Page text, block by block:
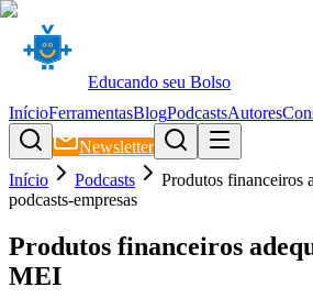
Educando seu Bolso
InícioFerramentasBlogPodcastsAutores
Newsletter
Início
Podcasts
Produtos financeiros
podcasts-empresas
Produtos financeiros
MEI